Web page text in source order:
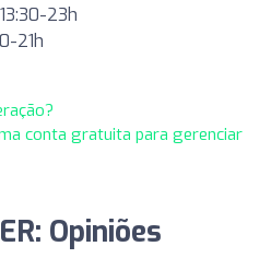
23h
21h
conta gratuita para gerenciar
Opiniões